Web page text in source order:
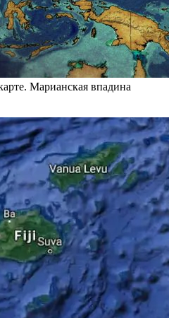
Марианская впадина